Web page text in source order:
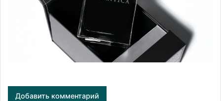
Добавить комментарий